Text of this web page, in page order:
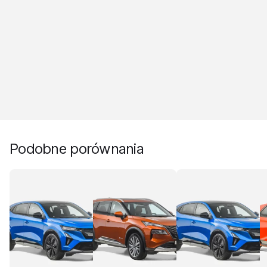
Podobne porównania